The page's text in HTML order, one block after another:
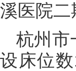
溪医院二
杭州市
设床位